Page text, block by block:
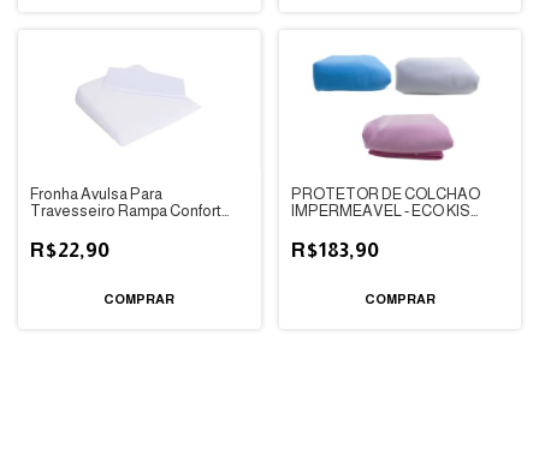
Fronha Avulsa Para
Travesseiro Rampa Confort
R$22,90
COMPRAR
PROTETOR DE COLCHÃO
IMPERMEAVEL - ECO KIS
R$183,90
COMPRAR